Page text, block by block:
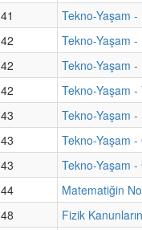
41
Tekno-Yaşam
42
Tekno-Yaşam -
42
Tekno-Yaşam
42
Tekno-Yaşam -
43
Tekno-Yaşam
43
Tekno-Yaşam
43
Tekno-Yaşam
44
Matematiğin
48
Fizik